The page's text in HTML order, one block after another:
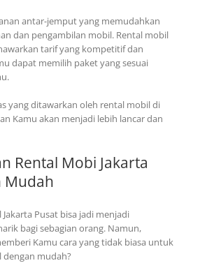
antar-jemput yang memudahkan
dan pengambilan mobil. Rental mobil
tarif yang kompetitif dan
dapat memilih paket yang sesuai
yang ditawarkan oleh rental mobil di
Kamu akan menjadi lebih lancar dan
Rental Mobi Jakarta
Mudah
Pusat bisa jadi menjadi
bagi sebagian orang. Namun,
Kamu cara yang tidak biasa untuk
mudah?